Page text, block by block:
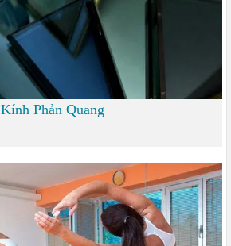
Kính Phản Quang